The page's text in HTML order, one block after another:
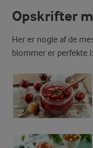
Opskrifter
Her er nogle af de
blommer er perfekte i: